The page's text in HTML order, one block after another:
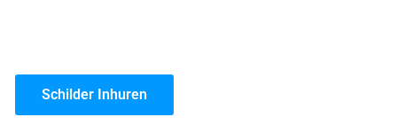
Schilder Inhuren